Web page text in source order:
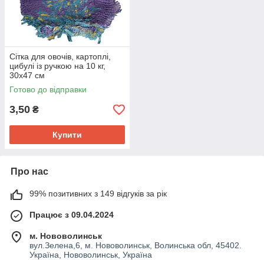
Сітка для овочів, картоплі,
цибулі із ручкою на 10 кг,
30х47 см
Готово до відправки
3,50 ₴
Купити
Про нас
99% позитивних з 149 відгуків за рік
Працює з 09.04.2024
м. Нововолинськ
вул.Зелена,6, м. Нововолинськ, Волинська обл, 45402.
Україна, Нововолинськ, Україна